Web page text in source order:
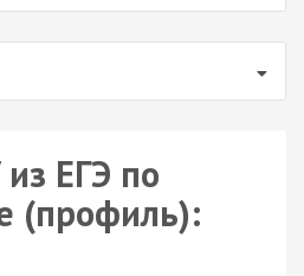
ЕГЭ по
(профиль):